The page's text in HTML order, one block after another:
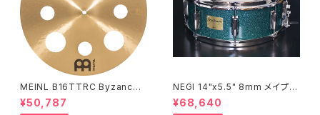
MEINL B16TTRC Byzance
Traditional Trash Crash 16"
¥50,787
NEGI 14"x5.5" 8mm メイプル
MR1455PI8-S2DMS
¥68,640